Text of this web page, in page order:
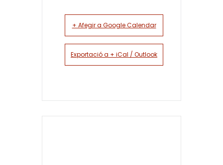
+ Afegir a Google Calendar
Exportació a + iCal / Outlook